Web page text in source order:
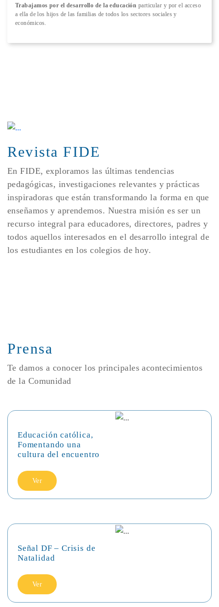
Trabajamos por el desarrollo de la educación particular y por el acceso
a ella de los hijos de las familias de todos los sectores sociales y
económicos.
Revista FIDE
En FIDE, exploramos las últimas tendencias
pedagógicas, investigaciones relevantes y prácticas
inspiradoras que están transformando la forma en que
enseñamos y aprendemos. Nuestra misión es ser un
recurso integral para educadores, directores, padres y
todos aquellos interesados en el desarrollo integral de
los estudiantes en los colegios de hoy.
Prensa
Te damos a conocer los principales acontecimientos
de la Comunidad
Educación católica,
Fomentando una
cultura del encuentro
Ver
Señal DF – Crisis de
Natalidad
Ver